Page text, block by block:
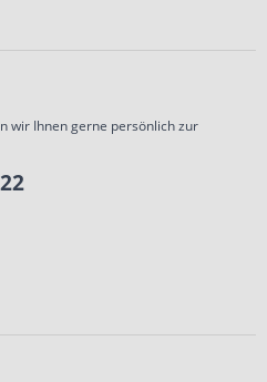
wir Ihnen gerne persönlich zur